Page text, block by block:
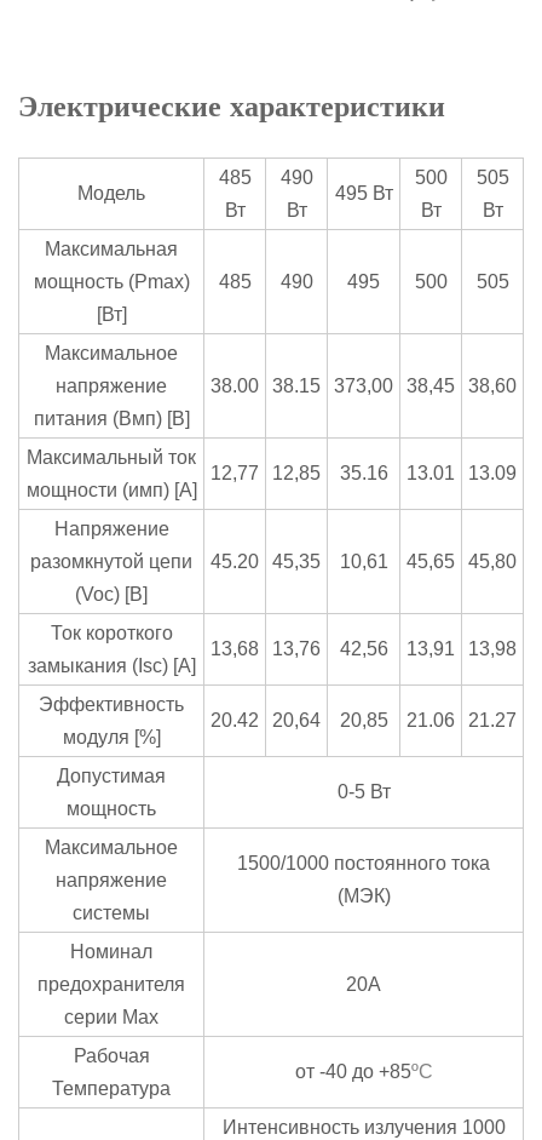
Электрические характеристики
Модель
485
Вт
490
Вт
495 Вт
500
Вт
505
Вт
Максимальная
мощность (Pmax)
[Вт]
485 490 495 500 505
Максимальное
напряжение
питания (Вмп) [В]
38.00 38.15 373,00 38,45 38,60
Максимальный ток
мощности (имп) [A]
12,77 12,85 35.16 13.01 13.09
Напряжение
разомкнутой цепи
(Voc) [В]
45.20 45,35 10,61 45,65 45,80
Ток короткого
замыкания (Isc) [A]
13,68 13,76 42,56 13,91 13,98
Эффективность
модуля [%]
20.42 20,64 20,85 21.06 21.27
Допустимая
мощность
0-5 Вт
Максимальное
напряжение
системы
1500/1000 постоянного тока
(МЭК)
Номинал
предохранителя
серии Max
20А
Рабочая
Температура
от -40 до +85ºC
Интенсивность излучения 1000